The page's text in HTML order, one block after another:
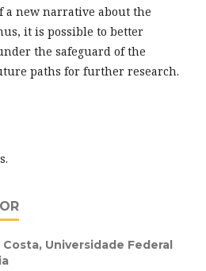
a new narrative about the
it is possible to better
the safeguard of the
paths for further research.
Universidade Federal